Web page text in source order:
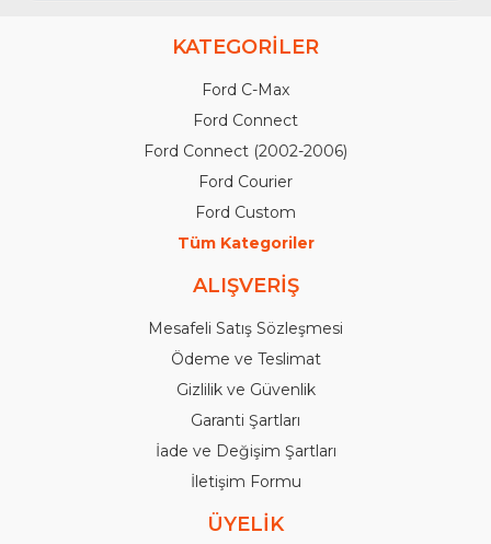
KATEGORİLER
Ford C-Max
Ford Connect
Ford Connect (2002-2006)
Ford Courier
Ford Custom
Tüm Kategoriler
ALIŞVERİŞ
Mesafeli Satış Sözleşmesi
Ödeme ve Teslimat
Gizlilik ve Güvenlik
Garanti Şartları
İade ve Değişim Şartları
İletişim Formu
ÜYELİK